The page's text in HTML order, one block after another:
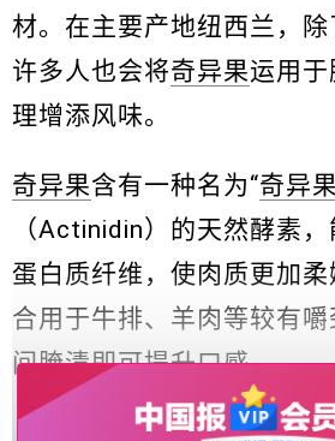
材。在主要产地纽西兰，除
许多人也会将奇异果运用
理增添风味。
奇异果含有一种名为“奇异果
（Actinidin）的天然酵素
蛋白质纤维，使肉质更加
合用于牛排、羊肉等较有
间腌渍即可提升口感。